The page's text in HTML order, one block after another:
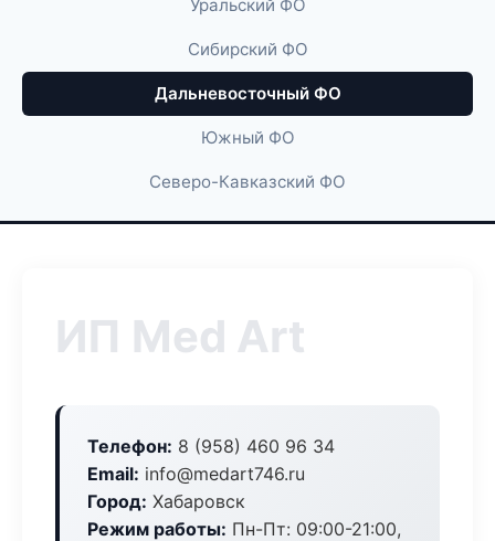
Уральский ФО
Сибирский ФО
Дальневосточный ФО
Южный ФО
Северо-Кавказский ФО
ИП Med Art
Телефон: 8 (958) 460 96 34
Email: info@medart746.ru
Город: Хабаровск
Режим работы: Пн-Пт: 09:00-21:00,